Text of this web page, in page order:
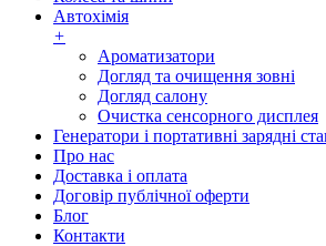
Автохімія
+
Ароматизатори
Догляд та очищення зовні
Догляд салону
Очистка сенсорного дисплея
Генератори і портативні зарядні
Про нас
Доставка і оплата
Договір публічної оферти
Блог
Контакти